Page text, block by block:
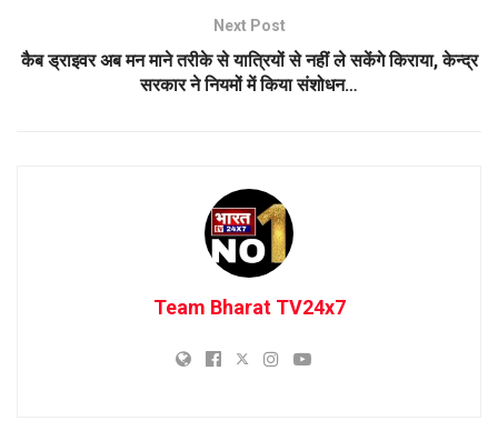
Next Post
कैब ड्राइवर अब मन माने तरीके से यात्रियों से नहीं ले सकेंगे किराया, केन्द्र
सरकार ने नियमों में किया संशोधन…
Team Bharat TV24x7